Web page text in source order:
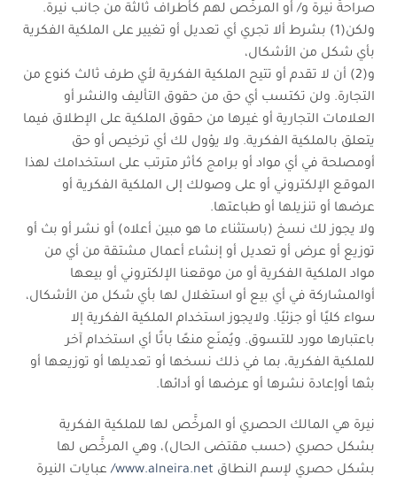
صراحةً نيرة و/ أو المرخَّص لهم كأطراف ثالثة من جانب نيرة.
ولكن(1) بشرط ألا تجري أي تعديل أو تغيير على الملكية الفكرية
بأي شكل من الأشكال،
و(2) أن لا تقدم أو تتيح الملكية الفكرية لأي طرف ثالث كنوع من
التجارة. ولن تكتسب أي حق من حقوق التأليف والنشر أو
العلامات التجارية أو غيرها من حقوق الملكية على الإطلاق فيما
يتعلق بالملكية الفكرية. ولا يؤول لك أي ترخيص أو حق
أومصلحة في أي مواد أو برامج كأثر مترتب على استخدامك لهذا
الموقع الإلكتروني أو على وصولك إلى الملكية الفكرية أو
عرضها أو تنزيلها أو طباعتها.
ولا يجوز لك نسخ (باستثناء ما هو مبين أعلاه) أو نشر أو بث أو
توزيع أو عرض أو تعديل أو إنشاء أعمال مشتقة من أي من
مواد الملكية الفكرية أو من موقعنا الإلكتروني أو بيعها
أوالمشاركة في أي بيع أو استغلال لها بأي شكل من الأشكال،
سواء كليًا أو جزئيًا. ولايجوز استخدام الملكية الفكرية إلا
باعتبارها مورد للتسوق. ويُمنَع منعًا باتًا أي استخدام آخر
للملكية الفكرية، بما في ذلك نسخها أو تعديلها أو توزيعها أو
بثها أوإعادة نشرها أو عرضها أو أدائها.
نيرة هي المالك الحصري أو المرخَّص لها للملكية الفكرية
بشكل حصري (حسب مقتضى الحال)، وهي المرخَّص لها
بشكل حصري لإسم النطاق www.alneira.net/ عبايات النيرة